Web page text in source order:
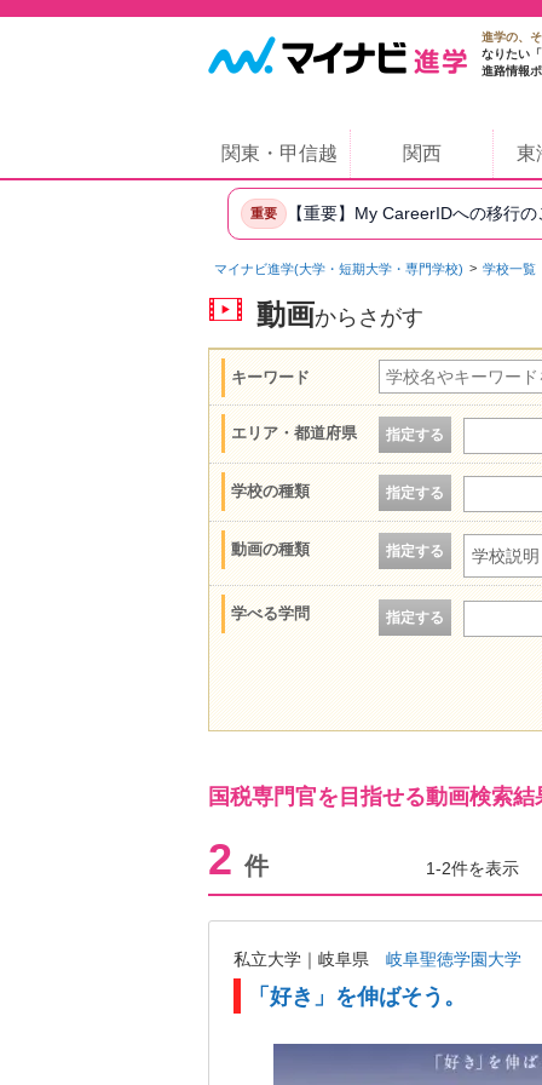
進学の、
なりたい
進路情報
関東・甲信越 関西 東
重要 【重要】My CareerIDへの移行
マイナビ進学(大学・短期大学・専門学校) 学校一覧
動画からさがす
キーワード
エリア・都道府県 指定する
学校の種類 指定する
動画の種類 指定する 学校説明
学べる学問 指定する
国税専門官を目指せる動画検索結
2 件 1-2件を表示
私立大学｜岐阜県 岐阜聖徳学園大学
「好き」を伸ばそう。